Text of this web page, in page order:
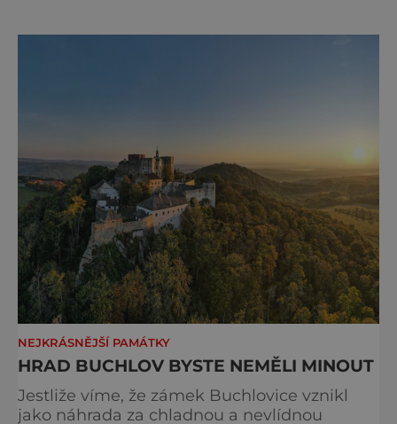
NEJKRÁSNĚJŠÍ PAMÁTKY
HRAD BUCHLOV BYSTE NEMĚLI MINOUT
Jestliže víme, že zámek Buchlovice vznikl
jako náhrada za chladnou a nevlídnou